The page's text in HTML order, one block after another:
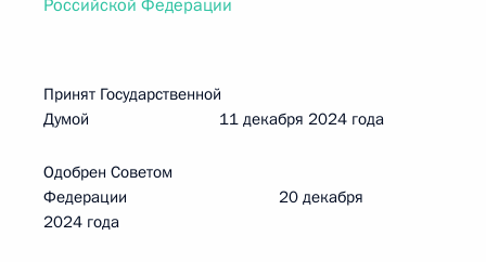
Российской Федерации
Принят Государственной
Думой 11 декабря 2024 года
Одобрен Советом
Федерации 20 декабря
2024 года